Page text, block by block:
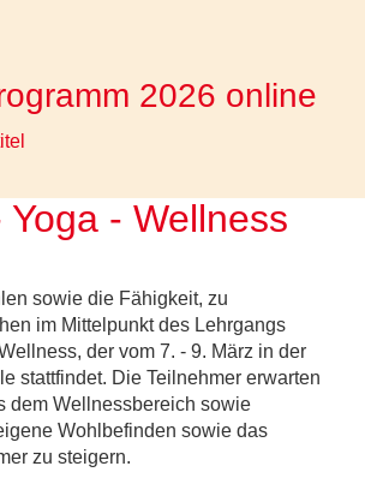
2026 online
Yoga - Wellness
sowie die Fähigkeit, zu
im Mittelpunkt des Lehrgangs
der vom 7. - 9. März in der
stattfindet. Die Teilnehmer erwarten
dem Wellnessbereich sowie
Wohlbefinden sowie das
zu steigern.